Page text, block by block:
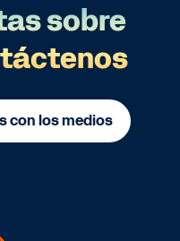
sobre
con los medios